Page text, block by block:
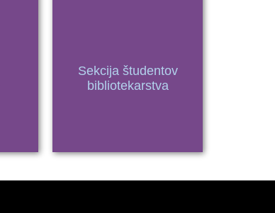
Sekcija študentov
bibliotekarstva